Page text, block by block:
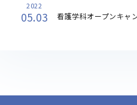
2022
05.03 看護学科オープンキャ